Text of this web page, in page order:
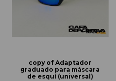
copy of Adaptador
graduado para máscara
de esquí (universal)